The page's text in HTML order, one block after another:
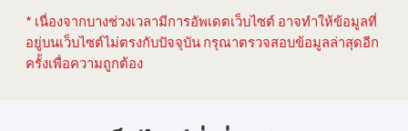
* เนื่องจากบางช่วงเวลามีการอัพเดตเว็บไซต์ อาจทำให้ข้อมูลที่
อยู่บนเว็บไซต์ไม่ตรงกับปัจจุบัน กรุณาตรวจสอบข้อมูลล่าสุดอีก
ครั้งเพื่อความถูกต้อง